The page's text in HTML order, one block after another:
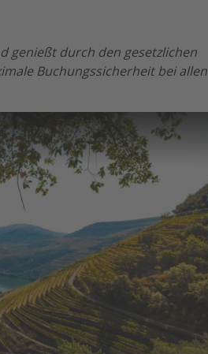
genießt durch den gesetzlichen
Buchungssicherheit bei allen